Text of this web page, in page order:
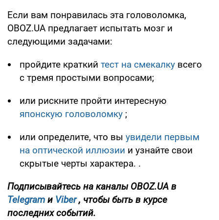
Если вам понравилась эта головоломка,
OBOZ.UA предлагает испытать мозг и
следующими задачами:
пройдите краткий тест на смекалку всего
с тремя простыми вопросами;
или рискните пройти интересную
японскую головоломку ;
или определите, что вы увидели первым
на оптической иллюзии и узнайте свои
скрытые черты характера. .
Подписывайтесь на каналы OBOZ.UA в
Telegram и Viber , чтобы быть в курсе
последних событий.